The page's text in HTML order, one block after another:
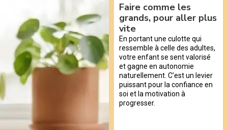
Faire comme les
grands, pour aller plus
vite
En portant une culotte qui
ressemble à celle des adultes,
votre enfant se sent valorisé
et gagne en autonomie
naturellement. C’est un levier
puissant pour la confiance en
soi et la motivation à
progresser.